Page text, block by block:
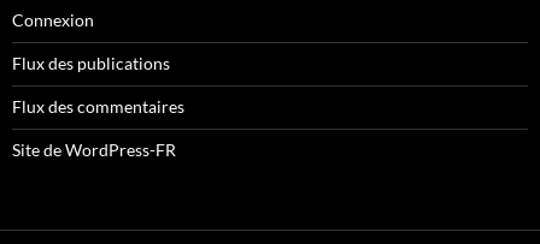
Connexion
Flux des publications
Flux des commentaires
Site de WordPress-FR